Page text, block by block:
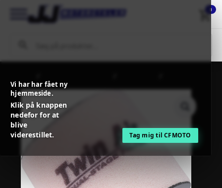
Vi har har fået ny
hjemmeside.
Klik på knappen
nedefor for at
blive
viderestillet.
Tag mig til CFMOTO
0
CLAMP-ON AIRFILTER Ø 90MM